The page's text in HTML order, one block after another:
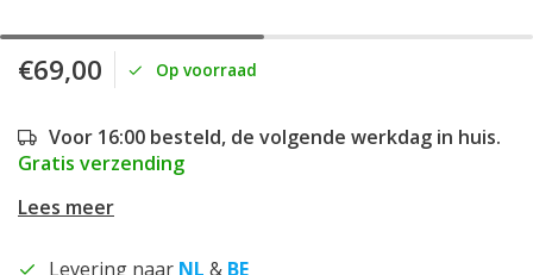
€69,00 Op voorraad
Voor 16:00 besteld, de volgende werkdag in huis.
Gratis verzending
Lees meer
Levering naar NL & BE